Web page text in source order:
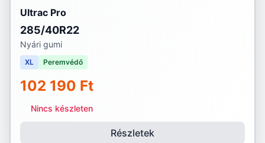
Ultrac Pro
285/40R22
Nyári gumi
XL Peremvédő
102 190 Ft
Nincs készleten
Részletek